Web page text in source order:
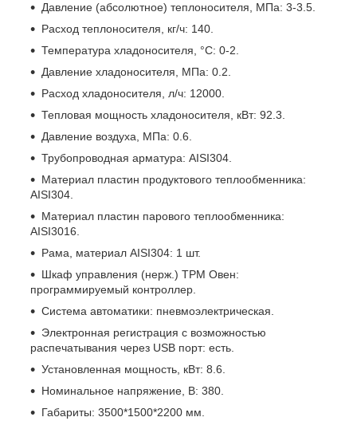
Давление (абсолютное) теплоносителя, МПа: 3-3.5.
Расход теплоносителя, кг/ч: 140.
Температура хладоносителя, °C: 0-2.
Давление хладоносителя, МПа: 0.2.
Расход хладоносителя, л/ч: 12000.
Тепловая мощность хладоносителя, кВт: 92.3.
Давление воздуха, МПа: 0.6.
Трубопроводная арматура: AISI304.
Материал пластин продуктового теплообменника:
AISI304.
Материал пластин парового теплообменника:
AISI3016.
Рама, материал AISI304: 1 шт.
Шкаф управления (нерж.) ТРМ Овен:
программируемый контроллер.
Система автоматики: пневмоэлектрическая.
Электронная регистрация с возможностью
распечатывания через USB порт: есть.
Установленная мощность, кВт: 8.6.
Номинальное напряжение, В: 380.
Габариты: 3500*1500*2200 мм.